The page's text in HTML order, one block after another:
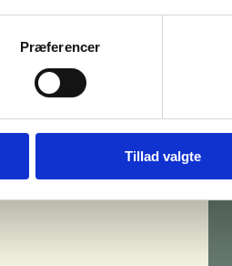
Præferencer
Tillad valgte